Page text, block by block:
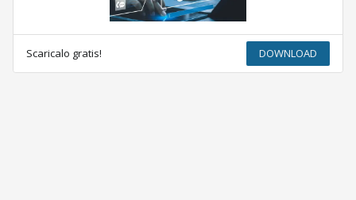
Scaricalo gratis! DOWNLOAD